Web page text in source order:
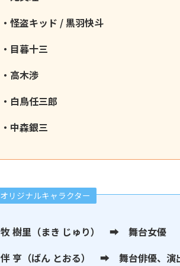
・怪盗キッド / 黒羽快斗
・目暮十三
・高木渉
・白鳥任三郎
・中森銀三
オリジナルキャラクター
牧 樹里（まき じゅり） ➡︎ 舞台女優
伴 亨（ばん とおる） ➡︎ 舞台俳優、演